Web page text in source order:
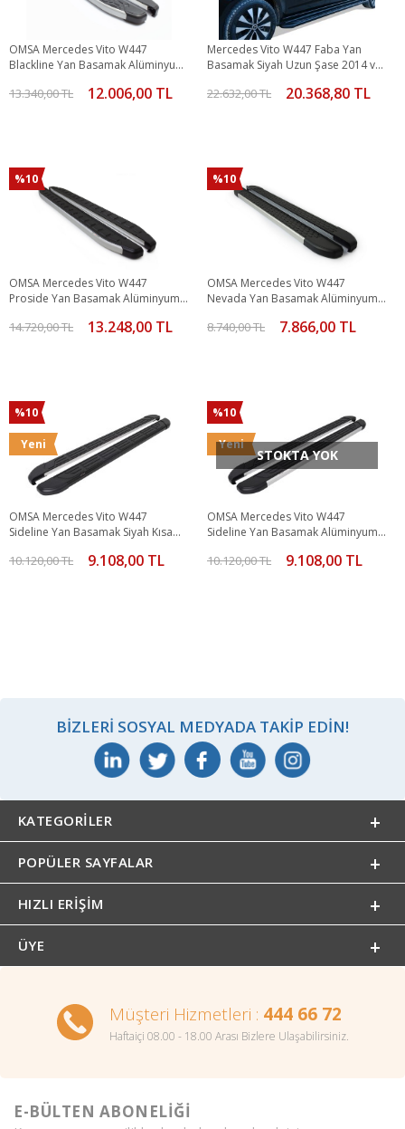
OMSA Mercedes Vito W447
Blackline Yan Basamak Alüminyum
13.340,00 TL 12.006,00 TL
Mercedes Vito W447 Faba Yan
Basamak Siyah Uzun Şase 2014 ve
22.632,00 TL 20.368,80 TL
%10
OMSA Mercedes Vito W447
Proside Yan Basamak Alüminyum
14.720,00 TL 13.248,00 TL
%10
OMSA Mercedes Vito W447
Nevada Yan Basamak Alüminyum
8.740,00 TL 7.866,00 TL
%10
Yeni
OMSA Mercedes Vito W447
Sideline Yan Basamak Siyah Kısa
10.120,00 TL 9.108,00 TL
%10
Yeni
STOKTA YOK
OMSA Mercedes Vito W447
Sideline Yan Basamak Alüminyum
10.120,00 TL 9.108,00 TL
BIZLERI SOSYAL MEDYADA TAKIP EDIN!
KATEGORILER
POPÜLER SAYFALAR
HIZLI ERIŞIM
ÜYE
Müşteri Hizmetleri : 444 66 72
Haftaiçi 08.00 - 18.00 Arası Bizlere Ulaşabilirsiniz.
E-BÜLTEN ABONELİĞİ